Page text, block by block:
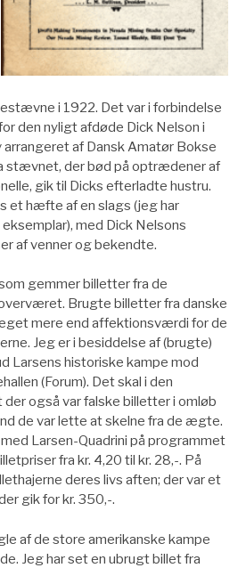
i 1922. Det var i forbindelse
den nyligt afdøde Dick Nelson i
af Dansk Amatør Bokse
stævnet, der bød på optrædener af
gik til Dicks efterladte hustru.
et hæfte af en slags (jeg har
med Dick Nelsons
af venner og bekendte.
gemmer billetter fra de
Brugte billetter fra danske
mere end affektionsværdi for de
Jeg er i besiddelse af (brugte)
Larsens historiske kampe mod
(Forum). Det skal i den
også var falske billetter i omløb
de var lette at skelne fra de ægte.
Larsen-Quadrini på programmet
fra kr. 4,20 til kr. 28,-. På
deres livs aften; der var et
gik for kr. 350,-.
af de store amerikanske kampe
Jeg har set en ubrugt billet fra